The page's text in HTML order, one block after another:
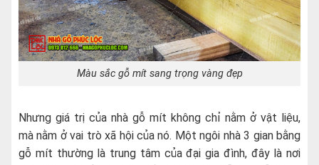
Màu sắc gỗ mít sang trọng vàng đẹp
Nhưng giá trị của nhà gỗ mít không chỉ nằm ở vật liệu,
mà nằm ở vai trò xã hội của nó. Một ngôi nhà 3 gian bằng
gỗ mít thường là trung tâm của đại gia đình, đây là nơi